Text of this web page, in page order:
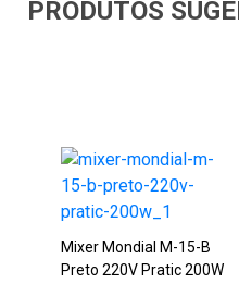
PRODUTOS
Mixer Mondial M-15-B
Preto 220V Pratic 200W